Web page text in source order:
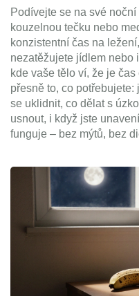
Podívejte se na své
kouzelnou tečku nebo
konzistentní čas na
nezatěžujete jídlem nebo
kde vaše tělo ví, že je
přesně to, co
se uklidnit, co dělat s
usnout, i když jste
funguje – bez mýtů, bez